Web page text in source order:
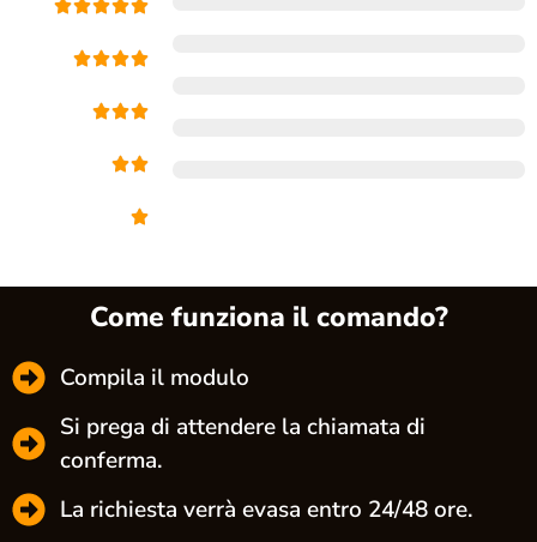
Come funziona il comando?
Compila il modulo
Si prega di attendere la chiamata di
conferma.
La richiesta verrà evasa entro 24/48 ore.